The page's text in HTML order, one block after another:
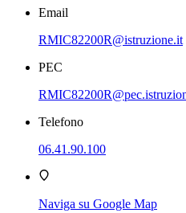
Email
RMIC82200R@istruzione.it
PEC
Telefono
06.41.90.100
Naviga su Google Map